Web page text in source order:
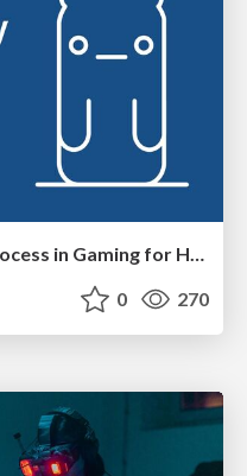
Groundhog Day: Seeking Process in Gaming for Health
0 270